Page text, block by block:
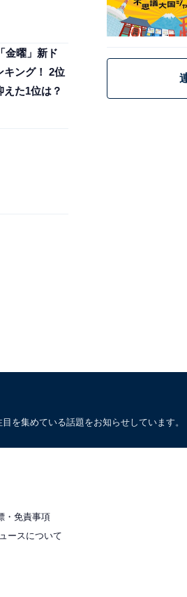
金曜」新ド
キング！ 2位
えた1位は？
を集めている話題をお知らせしています。
・免責事項
ースについて